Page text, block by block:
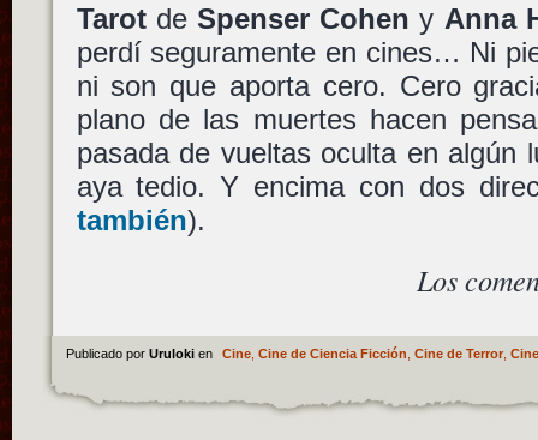
Tarotde Spenser Cohen y Anna
perdí seguramente en cines… Ni
ni son que aporta cero. Cero
plano de las muertes hacen
pasada de vueltas oculta en algún
aya tedio. Y encima con dos
también).
Los
Publicado por Uruloki en Cine, Cine de Ciencia Ficción Cine de Terror,